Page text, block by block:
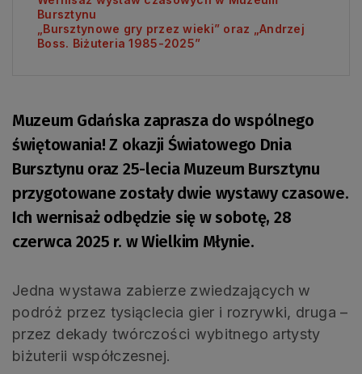
Bursztynu
„Bursztynowe gry przez wieki” oraz „Andrzej
Boss. Biżuteria 1985-2025”
Muzeum Gdańska zaprasza do wspólnego
świętowania! Z okazji Światowego Dnia
Bursztynu oraz 25-lecia Muzeum Bursztynu
przygotowane zostały dwie wystawy czasowe.
Ich wernisaż odbędzie się w sobotę, 28
czerwca 2025 r. w Wielkim Młynie.
Jedna wystawa zabierze zwiedzających w
podróż przez tysiąclecia gier i rozrywki, druga –
przez dekady twórczości wybitnego artysty
biżuterii współczesnej.